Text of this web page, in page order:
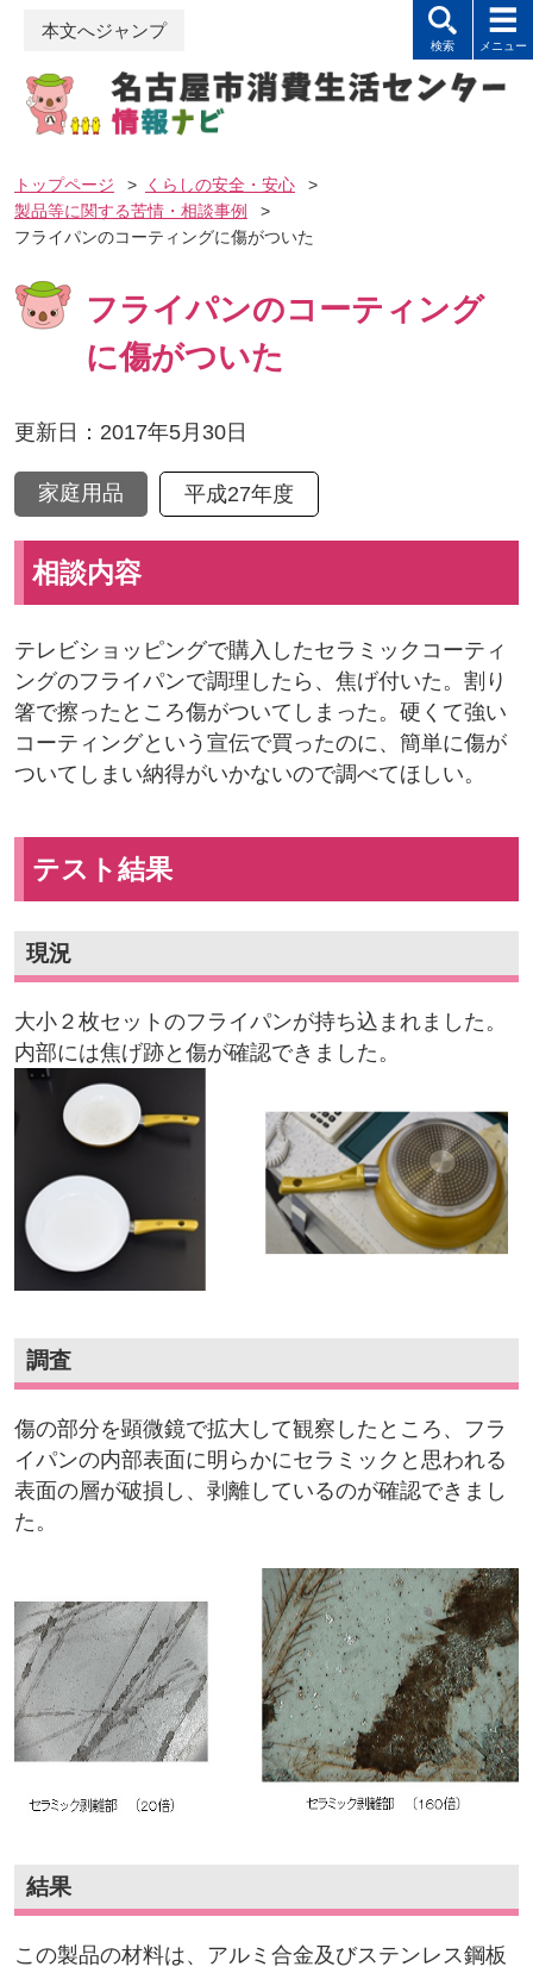
本文へジャンプ
トップページ > くらしの安全・安心
>
製品等に関する苦情・相談事例
>
フライパンのコーティングに傷がついた
フライパンのコーティング
に傷がついた
更新日：2017年5月30日
家庭用品 平成27年度
相談内容
テレビショッピングで購入したセラミックコーティ
ングのフライパンで調理したら、焦げ付いた。割り
箸で擦ったところ傷がついてしまった。硬くて強い
コーティングという宣伝で買ったのに、簡単に傷が
ついてしまい納得がいかないので調べてほしい。
テスト結果
現況
大小２枚セットのフライパンが持ち込まれました。
内部には焦げ跡と傷が確認できました。
調査
傷の部分を顕微鏡で拡大して観察したところ、フラ
イパンの内部表面に明らかにセラミックと思われる
表面の層が破損し、剥離しているのが確認できまし
た。
結果
この製品の材料は、アルミ合金及びステンレス鋼板